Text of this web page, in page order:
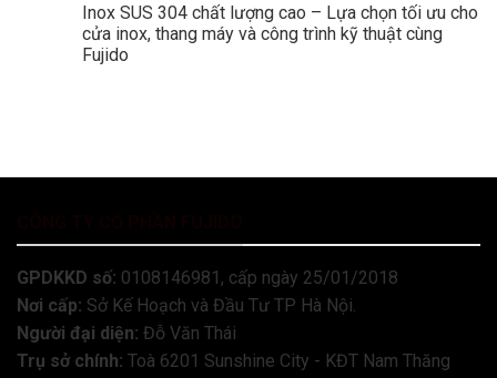
Inox SUS 304 chất lượng cao – Lựa chọn tối ưu cho
cửa inox, thang máy và công trình kỹ thuật cùng
Fujido
GPDKKD số: 0108146981, cấp ngày 25/01/2018
Nơi cấp: Sở Kế Hoạch và Đầu Tư TP Hà Nội.
Người đại diện: Đỗ Văn Thái
Trụ sở chính: Toà 6201 Sunshine City - KĐT Nam Thăng